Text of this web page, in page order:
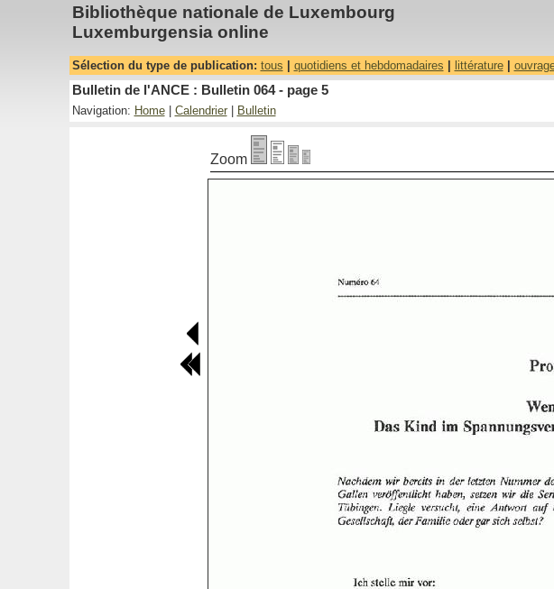
Bibliothèque nationale de Luxembourg
Luxemburgensia online
Sélection du type de publication: tous quotidiens et hebdomadaires littérature|
Bulletin de l'ANCE : Bulletin 064 - page 5
Navigation: Home| Calendrier| Bulletin
Zoom